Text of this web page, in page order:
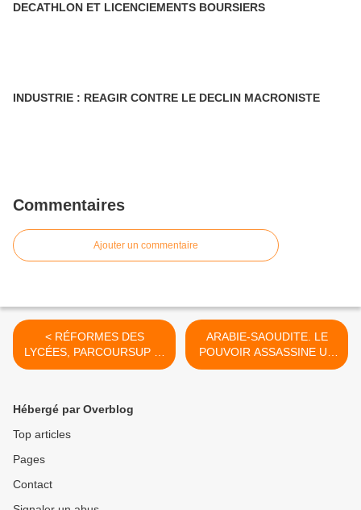
DECATHLON ET LICENCIEMENTS BOURSIERS
INDUSTRIE : REAGIR CONTRE LE DECLIN MACRONISTE
Commentaires
Ajouter un commentaire
< RÉFORMES DES
LYCÉES, PARCOURSUP …
C’EST L’EDUCATION
ARABIE-SAOUDITE. LE
POUVOIR ASSASSINE UN
JOURNALISTE. LA
Hébergé par Overblog
Top articles
Pages
Contact